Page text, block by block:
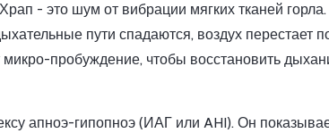
- это шум от вибрации мягких тканей
пути спадаются, воздух перестает
микро-пробуждение, чтобы восстановить
апноэ-гипопноэ (ИАГ или AHI). Он